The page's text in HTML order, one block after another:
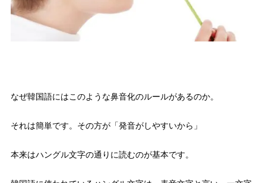
なぜ韓国語にはこのような鼻音化のルールがあるのか。
それは簡単です。その方が「発音がしやすいから」
本来はハングル文字の通りに読むのが基本です。